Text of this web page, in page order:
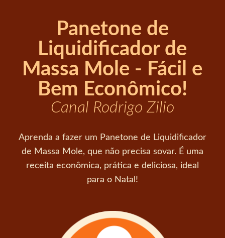
Panetone de
Liquidificador de
Massa Mole - Fácil e
Bem Econômico!
Canal Rodrigo Zilio
Aprenda a fazer um Panetone de Liquidificador
de Massa Mole, que não precisa sovar. É uma
receita econômica, prática e deliciosa, ideal
para o Natal!